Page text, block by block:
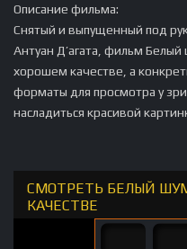
Описание фильма:
Снятый и выпущенный под
Антуан Д’агата, фильм
хорошем качестве, а
форматы для просмотра у
насладиться красивой
СМОТРЕТЬ БЕЛЫЙ
КАЧЕСТВЕ